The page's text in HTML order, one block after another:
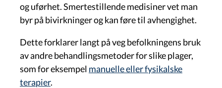
og uførhet. Smertestillende medisiner vet man
byr på bivirkninger og kan føre til avhengighet.
Dette forklarer langt på veg befolkningens bruk
av andre behandlingsmetoder for slike plager,
som for eksempel manuelle eller fysikalske
terapier.